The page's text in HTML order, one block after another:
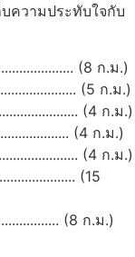
ความประทับใจกับ
(8 ก.ม.)
(5 ก.ม.)
(4 ก.ม.)
(4 ก.ม.)
(4 ก.ม.)
(15
(8 ก.ม.)